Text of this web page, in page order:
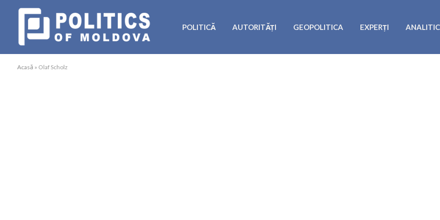
POLITICĂ AUTORITĂȚI GEOPOLITICA EXPERȚI
Acasă » Olaf Scholz